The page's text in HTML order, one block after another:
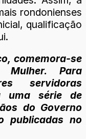
rondonienses
qualificação
comemora-se
Para
servidoras
uma série de
do Governo
publicadas no